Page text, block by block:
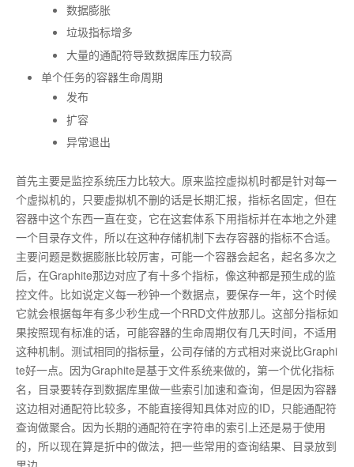
数据膨胀
垃圾指标增多
大量的通配符导致数据库压力较高
单个任务的容器生命周期
发布
扩容
异常退出
首先主要是监控系统压力比较大。原来监控虚拟机时都是针对每一
个虚拟机的，只要虚拟机不删的话是长期汇报，指标名固定，但在
容器中这个东西一直在变，它在这套体系下用指标并在本地之外建
一个目录存文件，所以在这种存储机制下去存容器的指标不合适。
主要问题是数据膨胀比较厉害，可能一个容器会起名，起名多次之
后，在Graphite那边对应了有十多个指标，像这种都是预生成的监
控文件。比如说定义每一秒钟一个数据点，要保存一年，这个时候
它就会根据每年有多少秒生成一个RRD文件放那儿。这部分指标如
果按照现有标准的话，可能容器的生命周期仅有几天时间，不适用
这种机制。测试相同的指标量，公司存储的方式相对来说比Graphi
te好一点。因为Graphite是基于文件系统来做的，第一个优化指标
名，目录要转存到数据库里做一些索引加速和查询，但是因为容器
这边相对通配符比较多，不能直接得知具体对应的ID，只能通配符
查询做聚合。因为长期的通配符在字符串的索引上还是易于使用
的，所以现在算是折中的做法，把一些常用的查询结果、目录放到